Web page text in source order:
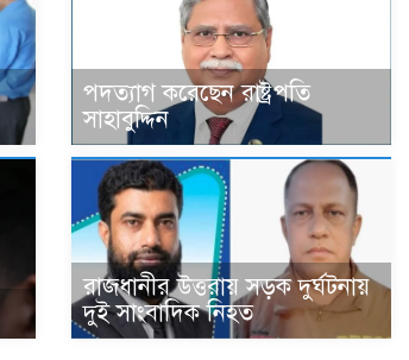
পদত্যাগ করেছেন রাষ্ট্রপতি
সাহাবুদ্দিন
রাজধানীর উত্তরায় সড়ক দুর্ঘটনায়
দুই সাংবাদিক নিহত